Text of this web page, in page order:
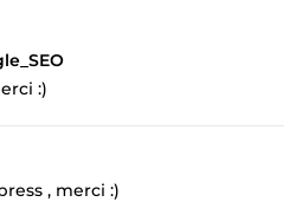
:)
, merci :)